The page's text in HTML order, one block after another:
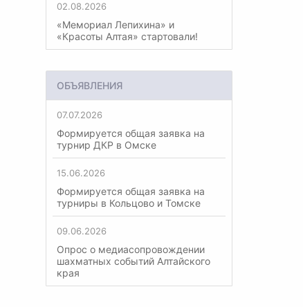
02.08.2026
«Мемориал Лепихина» и
«Красоты Алтая» стартовали!
ОБЪЯВЛЕНИЯ
07.07.2026
Формируется общая заявка на
турнир ДКР в Омске
15.06.2026
Формируется общая заявка на
турниры в Кольцово и Томске
09.06.2026
Опрос о медиасопровождении
шахматных событий Алтайского
края